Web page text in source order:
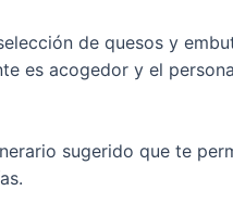
de quesos y
es acogedor y el
sugerido que te